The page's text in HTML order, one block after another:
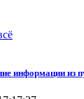
информации из